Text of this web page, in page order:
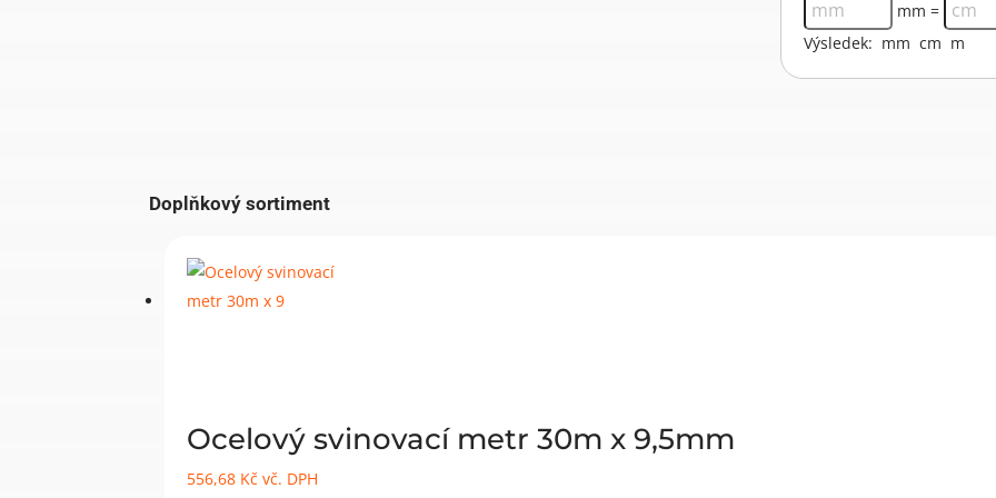
mm =
Výsledek: mm cm m
Doplňkový sortiment
Ocelový svinovací metr 30m x 9,5mm
556,68 Kč vč. DPH